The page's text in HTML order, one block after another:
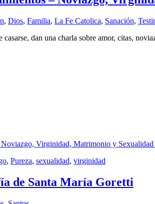
, Dios, Familia, La Fe Catolica, Sanación,
casarse, dan una charla sobre amor, citas,
Virginidad, Matrimonio y Sexualidad
, Pureza, sexualidad, virginidad
de Santa María Goretti